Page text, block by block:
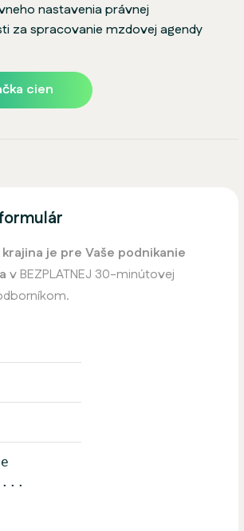
nastavenia právnej
za spracovanie mzdovej agendy
cien
je pre Vaše podnikanie
v BEZPLATNEJ 30-minútovej